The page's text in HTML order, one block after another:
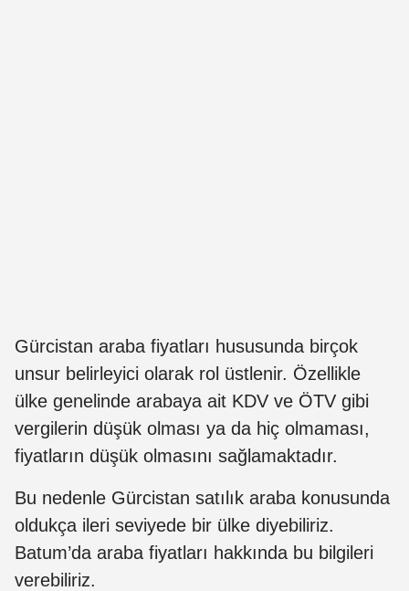
Gürcistan araba fiyatları hususunda birçok
unsur belirleyici olarak rol üstlenir. Özellikle
ülke genelinde arabaya ait KDV ve ÖTV gibi
vergilerin düşük olması ya da hiç olmaması,
fiyatların düşük olmasını sağlamaktadır.
Bu nedenle Gürcistan satılık araba konusunda
oldukça ileri seviyede bir ülke diyebiliriz.
Batum’da araba fiyatları hakkında bu bilgileri
verebiliriz.